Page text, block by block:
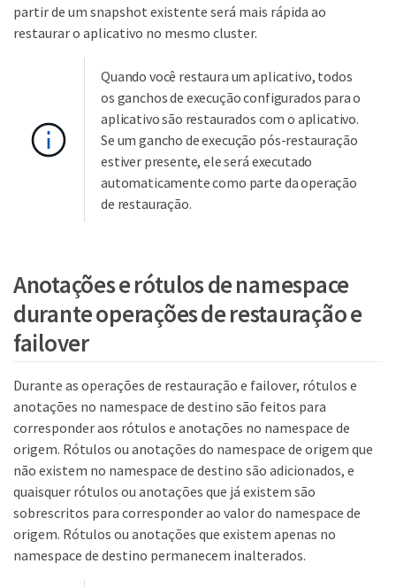
partir de um snapshot existente será mais rápida ao
restaurar o aplicativo no mesmo cluster.
Quando você restaura um aplicativo, todos
os ganchos de execução configurados para o
aplicativo são restaurados com o aplicativo.
Se um gancho de execução pós-restauração
estiver presente, ele será executado
automaticamente como parte da operação
de restauração.
Anotações e rótulos de namespace
durante operações de restauração e
failover
Durante as operações de restauração e failover, rótulos e
anotações no namespace de destino são feitos para
corresponder aos rótulos e anotações no namespace de
origem. Rótulos ou anotações do namespace de origem que
não existem no namespace de destino são adicionados, e
quaisquer rótulos ou anotações que já existem são
sobrescritos para corresponder ao valor do namespace de
origem. Rótulos ou anotações que existem apenas no
namespace de destino permanecem inalterados.